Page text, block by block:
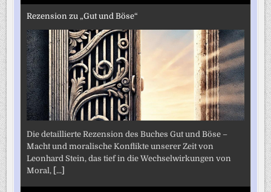
Rezension zu „Gut und Böse“
Die detaillierte Rezension des Buches Gut und Böse –
Macht und moralische Konflikte unserer Zeit von
Leonhard Stein, das tief in die Wechselwirkungen von
Moral, [...]